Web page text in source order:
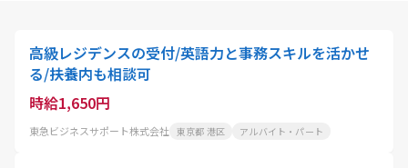
高級レジデンスの受付/英語力と事務スキルを活かせ
る/扶養内も相談可
時給1,650円
東急ビジネスサポート株式会社 東京都 港区 アルバイト・パート